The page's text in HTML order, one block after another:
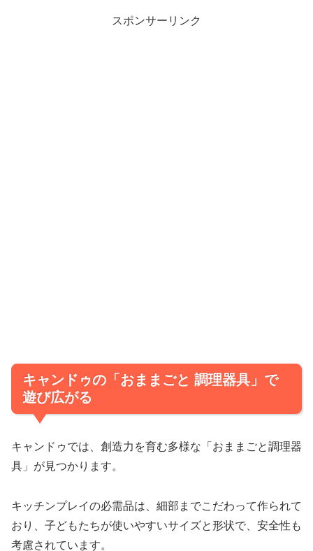
スポンサーリンク
キャンドゥの「おままごと 調理器具」で
遊び広がる
キャンドゥでは、創造力を育む多様な「おままごと調理器
具」が見つかります。
キッチンプレイの必需品は、細部までこだわって作られて
おり、子どもたちが使いやすいサイズと形状で、安全性も
考慮されています。